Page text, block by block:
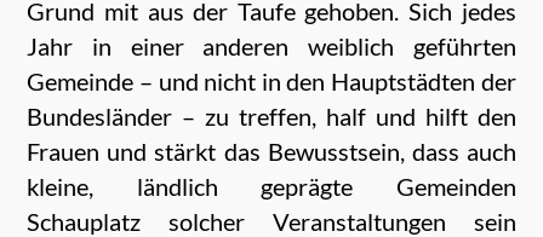
Grund mit aus der Taufe gehoben. Sich jedes
Jahr in einer anderen weiblich geführten
Gemeinde – und nicht in den Hauptstädten der
Bundesländer – zu treffen, half und hilft den
Frauen und stärkt das Bewusstsein, dass auch
kleine, ländlich geprägte Gemeinden
Schauplatz solcher Veranstaltungen sein